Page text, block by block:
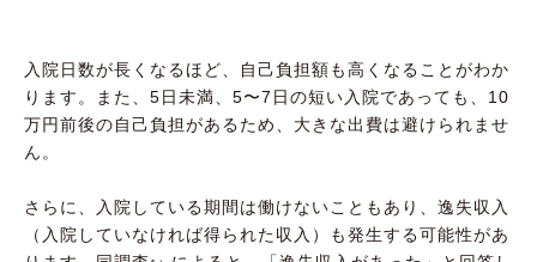
入院日数が長くなるほど、自己負担額も高くなることがわか
ります。また、5日未満、5〜7日の短い入院であっても、10
万円前後の自己負担があるため、大きな出費は避けられませ
ん。
さらに、入院している期間は働けないこともあり、逸失収入
（入院していなければ得られた収入）も発生する可能性があ